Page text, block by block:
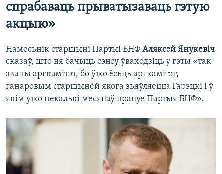
спрабаваць прыватызаваць гэтую
акцыю»
Намесьнік старшыні Партыі БНФ Аляксей Янукевіч
сказаў, што ня бачыць сэнсу ўваходзіць у гэты «так
званы аргкамітэт, бо ўжо ёсьць аргкамітэт,
ганаровым старшынёй якога зьяўляецца Гарэцкі і ў
якім ужо некалькі месяцаў працуе Партыя БНФ».